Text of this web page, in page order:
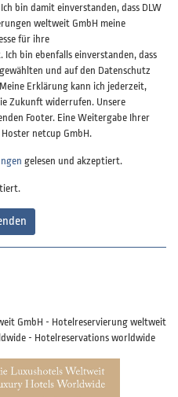
bin damit einverstanden, dass DLW
weltweit GmbH meine
für ihre
bin ebenfalls einverstanden, dass
und auf den Datenschutz
Erklärung kann ich jederzeit,
Zukunft widerrufen. Unsere
Footer. Eine Weitergabe Ihrer
netcup GmbH.
gelesen und akzeptiert.
GmbH - Hotelreservierung weltweit
- Hotelreservations worldwide